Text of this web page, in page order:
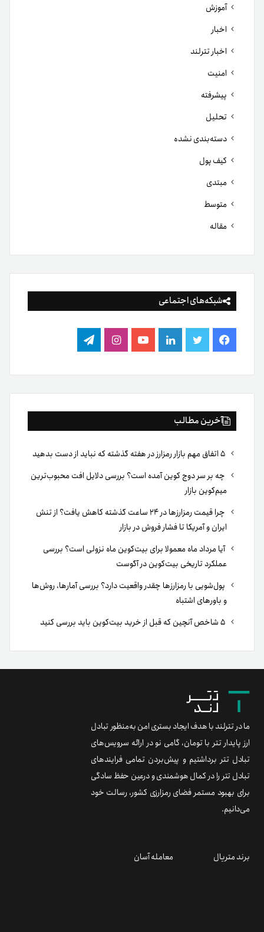
آموزش
اخبار
اخبار تترلند
امنیت
پیشرفته
تحلیل
دسته‌بندی نشده
کیف پول
مبتدی
متوسط
مقاله
شبکه‌های اجتماعی
فیس
بوک
توییتر لینکدینیوتیوباینستاگرام
تلگرام
آخرین مطالب
چه بر سر دوج کوین آمده است؟ بررسی دلایل افت محبوب‌ترین
میم‌کوین بازار
چرا قیمت رمزارزها در ۲۴ ساعت گذشته کاهش یافت؟ از تنش
ایران و آمریکا تا فشار فروش در بازار
آیا مرداد ماه معمولا برای بیت‌کوین ماه نزولی است؟ بررسی
عملکرد تاریخی بیت‌کوین در آگوست
پول‌شویی با رمزارزها چقدر واقعیت دارد؟ بررسی آمارها، روش‌ها
و باورهای اشتباه
ما در تترلند با هدف ایجاد بستری امن به‌منظور تبادل
ارز پایدار تتر با تومان، گامی نو در ارائه سرویس‌های
تبادل تتر برداشتیم و پیش‌بردن تمامی فرایندهای
تبادل تتر را در کمال هوشمندی و درعین حفظ سادگی
برای بهبود مستمر فضای رمزارزی کشور، رسالت خود
می‌دانیم.
برند متریال معامله آسان